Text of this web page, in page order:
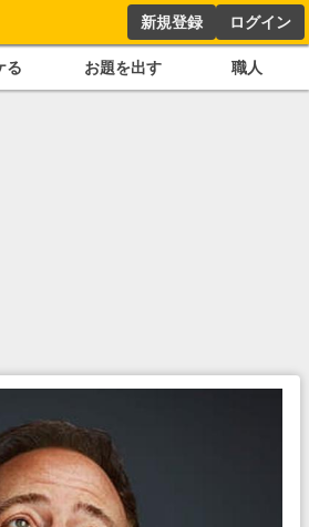
新規登録 ログイン
る お題を出す 職人